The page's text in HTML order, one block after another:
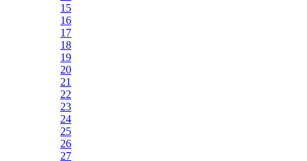
15
16
17
18
19
20
21
22
23
24
25
26
27